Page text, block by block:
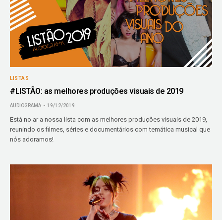
LISTAS
#LISTÃO: as melhores produções visuais de 2019
AUDIOGRAMA 19/12/2019
Está no ar a nossa lista com as melhores produções visuais de 2019,
reunindo os filmes, séries e documentários com temática musical que
nós adoramos!